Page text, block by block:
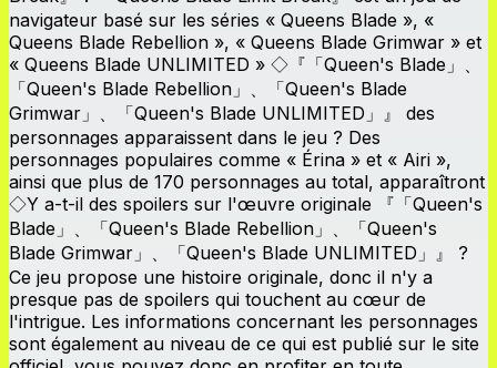
navigateur basé sur les séries « Queens Blade », «
Queens Blade Rebellion », « Queens Blade Grimwar » et
« Queens Blade UNLIMITED » ◇『「Queen's Blade」、
「Queen's Blade Rebellion」、「Queen's Blade
Grimwar」、「Queen's Blade UNLIMITED」』 des
personnages apparaissent dans le jeu ? Des
personnages populaires comme « Érina » et « Airi »,
ainsi que plus de 170 personnages au total, apparaîtront
◇Y a-t-il des spoilers sur l'œuvre originale 『「Queen's
Blade」、「Queen's Blade Rebellion」、「Queen's
Blade Grimwar」、「Queen's Blade UNLIMITED」』 ?
Ce jeu propose une histoire originale, donc il n'y a
presque pas de spoilers qui touchent au cœur de
l'intrigue. Les informations concernant les personnages
sont également au niveau de ce qui est publié sur le site